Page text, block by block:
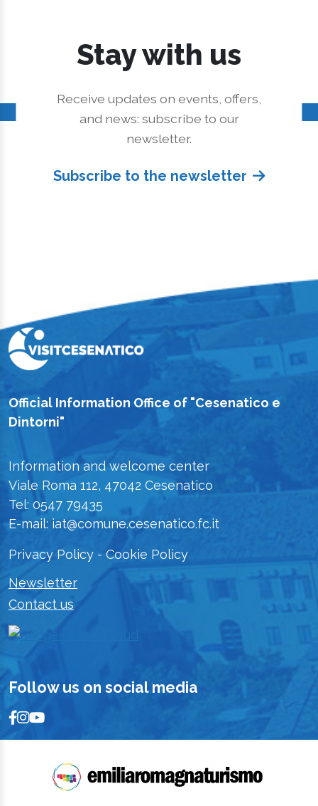
Stay with us
Receive updates on events, offers,
and news: subscribe to our
newsletter.
Subscribe to the newsletter
Official Information Office of "Cesenatico e
Dintorni"
Information and welcome center
Viale Roma 112, 47042 Cesenatico
Tel: 0547 79435
E-mail: iat@comune.cesenatico.fc.it
Privacy Policy - Cookie Policy
Newsletter
Contact us
Follow us on social media